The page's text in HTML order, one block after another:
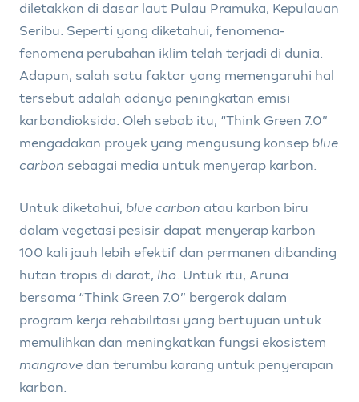
diletakkan di dasar laut Pulau Pramuka, Kepulauan
Seribu. Seperti yang diketahui, fenomena-
fenomena perubahan iklim telah terjadi di dunia.
Adapun, salah satu faktor yang memengaruhi hal
tersebut adalah adanya peningkatan emisi
karbondioksida. Oleh sebab itu, “Think Green 7.0”
mengadakan proyek yang mengusung konsep blue
carbon sebagai media untuk menyerap karbon.
Untuk diketahui, blue carbon atau karbon biru
dalam vegetasi pesisir dapat menyerap karbon
100 kali jauh lebih efektif dan permanen dibanding
hutan tropis di darat, lho. Untuk itu, Aruna
bersama “Think Green 7.0” bergerak dalam
program kerja rehabilitasi yang bertujuan untuk
memulihkan dan meningkatkan fungsi ekosistem
mangrove dan terumbu karang untuk penyerapan
karbon.